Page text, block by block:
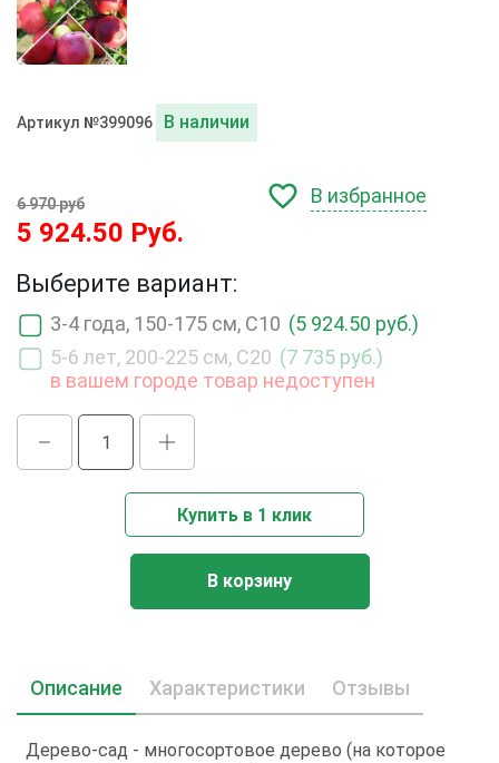
Артикул №399096 В наличии
6 970 руб
5 924.50 Руб.
В избранное
Выберите вариант:
3-4 года, 150-175 см, С10 (5 924.50 руб.)
5-6 лет, 200-225 см, С20 (7 735 руб.)
в вашем городе товар недоступен
Купить в 1 клик
В корзину
Описание Характеристики Отзывы
Дерево-сад - многосортовое дерево (на которое